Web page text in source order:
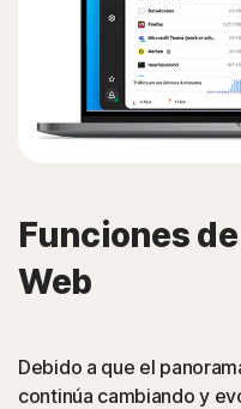
Funciones
Web
Debido a que el
continúa cambiando y